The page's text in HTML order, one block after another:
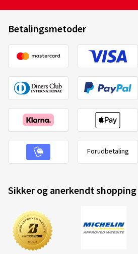
Betalingsmetoder
Forudbetaling
Sikker og anerkendt shopping